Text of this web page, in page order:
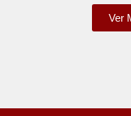
Ver